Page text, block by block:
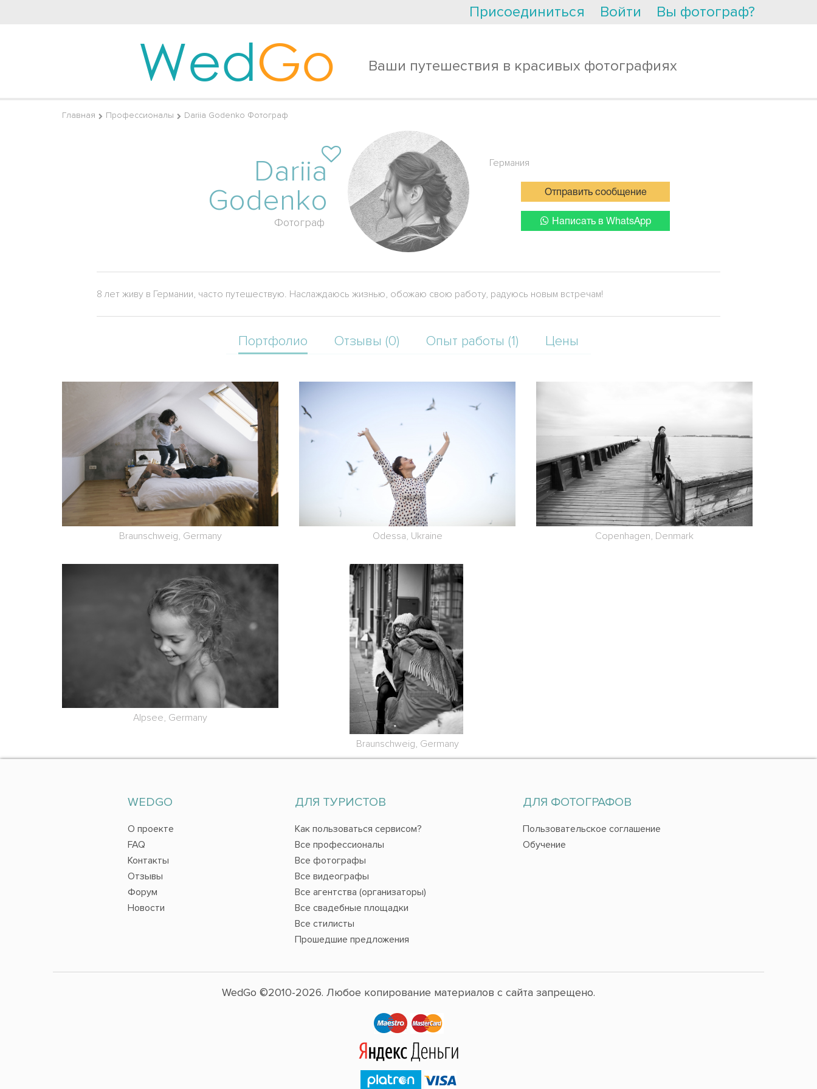
Присоединиться Войти Вы фотограф?
WedGo Ваши путешествия в красивых фотографиях
Главная Профессионалы Dariia Godenko Фотограф
Dariia
Godenko
Фотограф
Германия
Отправить сообщение
Написать в WhatsApp
8 лет живу в Германии, часто путешествую. Наслаждаюсь жизнью, обожаю свою работу, радуюсь новым встречам!
Портфолио Отзывы (0) Опыт работы (1) Цены
Braunschweig, Germany Odessa, Ukraine Copenhagen, Denmark
Alpsee, Germany
Braunschweig, Germany
WEDGO
О проекте
FAQ
Контакты
Отзывы
Форум
Новости
ДЛЯ ТУРИСТОВ
Как пользоваться сервисом?
Все профессионалы
Все фотографы
Все видеографы
Все агентства (организаторы)
Все свадебные площадки
Все стилисты
Прошедшие предложения
ДЛЯ ФОТОГРАФОВ
Пользовательское соглашение
Обучение
WedGo ©2010-2026. Любое копирование материалов с сайта запрещено.